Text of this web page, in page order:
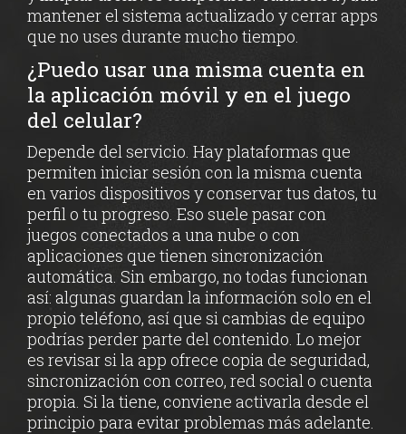
mantener el sistema actualizado y cerrar apps
que no uses durante mucho tiempo.
¿Puedo usar una misma cuenta en
la aplicación móvil y en el juego
del celular?
Depende del servicio. Hay plataformas que
permiten iniciar sesión con la misma cuenta
en varios dispositivos y conservar tus datos, tu
perfil o tu progreso. Eso suele pasar con
juegos conectados a una nube o con
aplicaciones que tienen sincronización
automática. Sin embargo, no todas funcionan
así: algunas guardan la información solo en el
propio teléfono, así que si cambias de equipo
podrías perder parte del contenido. Lo mejor
es revisar si la app ofrece copia de seguridad,
sincronización con correo, red social o cuenta
propia. Si la tiene, conviene activarla desde el
principio para evitar problemas más adelante.